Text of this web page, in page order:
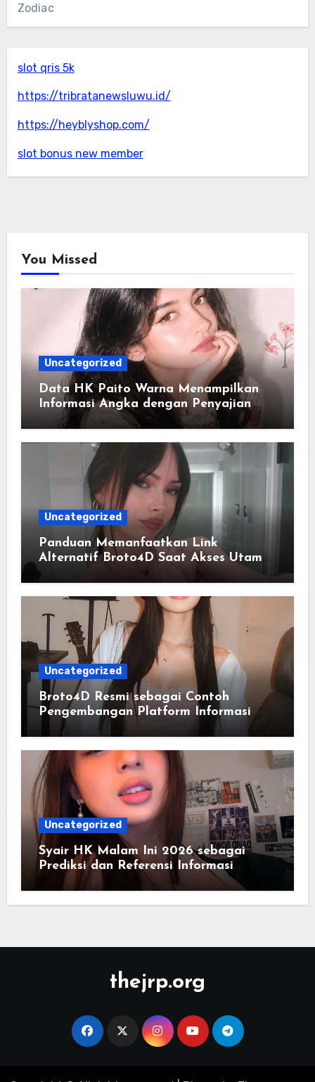
Zodiac
slot qris 5k
https://tribratanewsluwu.id/
https://heyblyshop.com/
slot bonus new member
You Missed
Uncategorized
Data HK Paito Warna Menampilkan
Informasi Angka dengan Penyajian
yang Lebih Rapi dan Informatif
Uncategorized
Panduan Memanfaatkan Link
Alternatif Broto4D Saat Akses Utama
Mengalami Kendala
Uncategorized
Broto4D Resmi sebagai Contoh
Pengembangan Platform Informasi
yang Responsif terhadap Kebutuhan
Pengguna
Uncategorized
Syair HK Malam Ini 2026 sebagai
Prediksi dan Referensi Informasi
Harian
thejrp.org